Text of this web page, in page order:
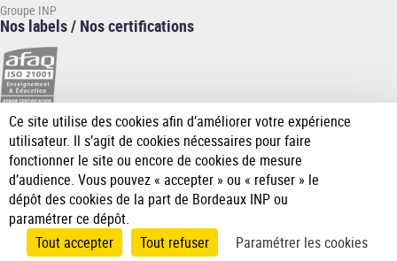
Groupe INP
Nos labels / Nos certifications
AccueilPlan du Mentions
Données
AccessibilitéGérer les
Ce site utilise des cookies afin d’améliorer votre expérience
utilisateur. Il s’agit de cookies nécessaires pour faire
fonctionner le site ou encore de cookies de mesure
d’audience. Vous pouvez « accepter » ou « refuser » le
dépôt des cookies de la part de Bordeaux INP ou
paramétrer ce dépôt.
Tout accepter Tout refuser Paramétrer les cookies